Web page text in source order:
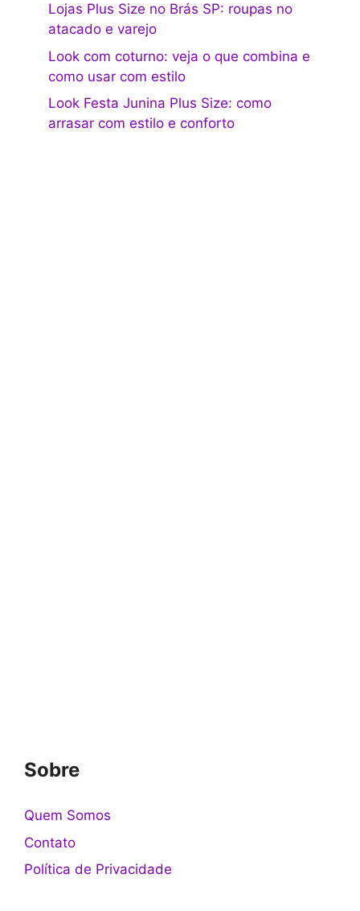
Lojas Plus Size no Brás SP: roupas no
atacado e varejo
Look com coturno: veja o que combina e
como usar com estilo
Look Festa Junina Plus Size: como
arrasar com estilo e conforto
Sobre
Quem Somos
Contato
Política de Privacidade